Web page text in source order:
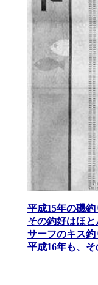
平成15年の磯
その釣好はほと
サーフのキス釣
平成16年も、